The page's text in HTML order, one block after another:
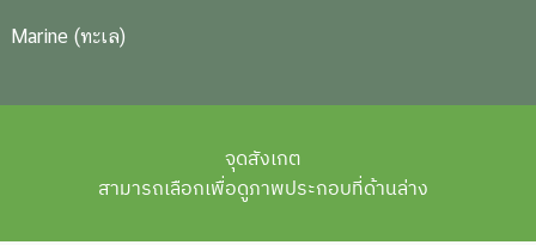
Marine (ทะเล)
จุดสังเกต
สามารถเลือกเพื่อดูภาพประกอบที่ด้านล่าง